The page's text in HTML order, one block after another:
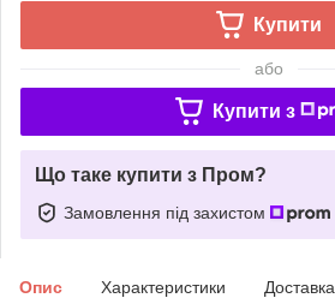
Купити
або
Купити з
Що таке купити з Пром?
Замовлення під захистом
Опис Характеристики Доставка